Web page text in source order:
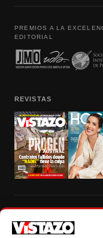
PREMIOS A LA
EDITORIAL
REVISTAS
autorización escrita de su